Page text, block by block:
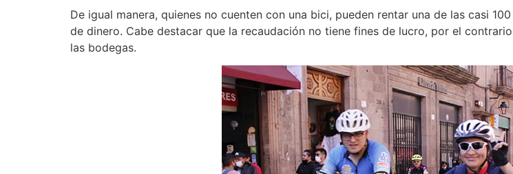
De igual manera, quienes no cuenten con una bici, pueden rentar una de las casi
de dinero. Cabe destacar que la recaudación no tiene fines de lucro, por el
las bodegas.